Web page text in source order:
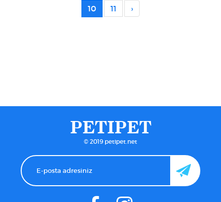
10
11 ›
PETIPET
© 2019 petipet.net